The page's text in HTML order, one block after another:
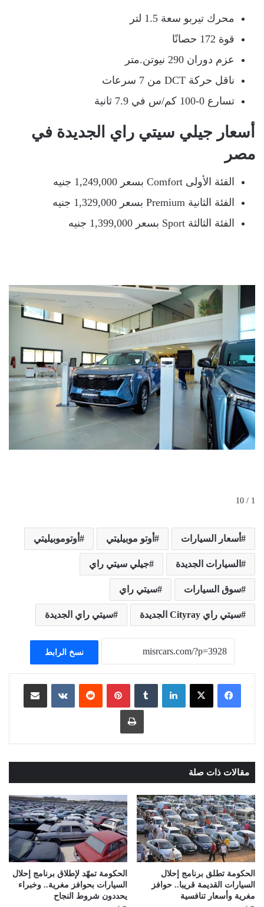
محرك تيربو سعة 1.5 لتر
قوة 172 حصانًا
عزم دوران 290 نيوتن.متر
ناقل حركة DCT من 7 سرعات
تسارع 0-100 كم/س في 7.9 ثانية
أسعار جيلي سيتي راي الجديدة في
مصر
الفئة الأولى Comfort بسعر 1,249,000 جنيه
الفئة الثانية Premium بسعر 1,329,000 جنيه
الفئة الثالثة Sport بسعر 1,399,000 جنيه
1 / 10
أسعار السيارات أوتو موبيليتي أوتوموبيليتي
السيارات الجديدة جيلي سيتي راي
سوق السيارات سيتي راي
سيتي راي Cityray الجديدة سيتي راي الجديدة
نسخ الرابط
لينكدإن ‏Tumblr بينتيريست
‏Reddit
‏VKontakte مشاركة عبر البريد
طباعة
مقالات ذات صلة
الحكومة تطلق برنامج إحلال
السيارات القديمة قريبا.. حوافز
مغرية وأسعار تنافسية
الحكومة تمهّد لإطلاق برنامج إحلال
السيارات بحوافز مغرية.. وخبراء
يحددون شروط النجاح